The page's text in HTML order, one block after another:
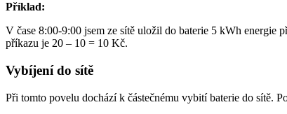
Příklad:
V čase 8:00-9:00 jsem ze sítě uložil do baterie 5 kWh
příkazu je 20 – 10 = 10 Kč.
Vybíjení do sítě
Při tomto povelu dochází k částečnému vybití baterie do sítě.